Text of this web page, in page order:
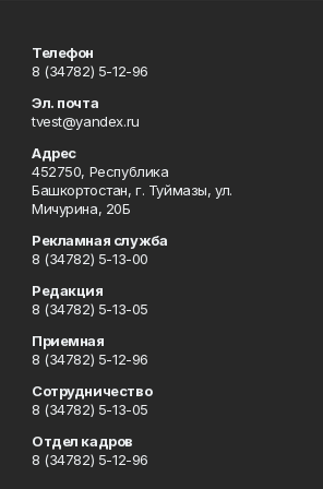
Телефон
8 (34782) 5-12-96
Эл. почта
tvest@yandex.ru
Адрес
452750, Республика
Башкортостан, г. Туймазы, ул.
Мичурина, 20Б
Рекламная служба
8 (34782) 5-13-00
Редакция
8 (34782) 5-13-05
Приемная
8 (34782) 5-12-96
Сотрудничество
8 (34782) 5-13-05
Отдел кадров
8 (34782) 5-12-96